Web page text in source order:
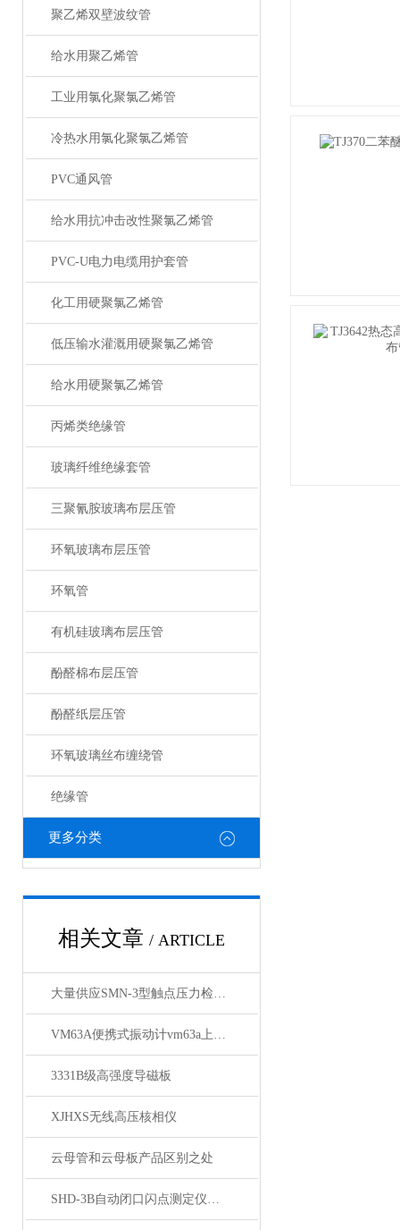
聚乙烯双壁波纹管
给水用聚乙烯管
工业用氯化聚氯乙烯管
冷热水用氯化聚氯乙烯管
PVC通风管
给水用抗冲击改性聚氯乙烯管
PVC-U电力电缆用护套管
化工用硬聚氯乙烯管
低压输水灌溉用硬聚氯乙烯管
给水用硬聚氯乙烯管
丙烯类绝缘管
玻璃纤维绝缘套管
三聚氰胺玻璃布层压管
环氧玻璃布层压管
环氧管
有机硅玻璃布层压管
酚醛棉布层压管
酚醛纸层压管
环氧玻璃丝布缠绕管
绝缘管
更多分类
相关文章 / ARTICLE
大量供应SMN-3型触点压力检测仪
VM63A便携式振动计vm63a上海徐吉电气
3331B级高强度导磁板
XJHXS无线高压核相仪
云母管和云母板产品区别之处
SHD-3B自动闭口闪点测定仪具有故障自诊功能